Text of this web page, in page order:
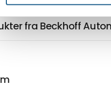
fra Beckhoff